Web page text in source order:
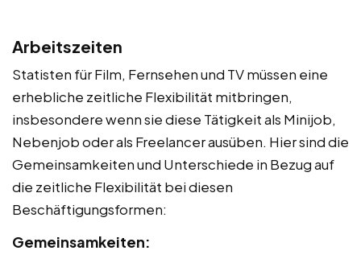
Arbeitszeiten
Statisten für Film, Fernsehen und TV müssen eine
erhebliche zeitliche Flexibilität mitbringen,
insbesondere wenn sie diese Tätigkeit als Minijob,
Nebenjob oder als Freelancer ausüben. Hier sind die
Gemeinsamkeiten und Unterschiede in Bezug auf
die zeitliche Flexibilität bei diesen
Beschäftigungsformen:
Gemeinsamkeiten: